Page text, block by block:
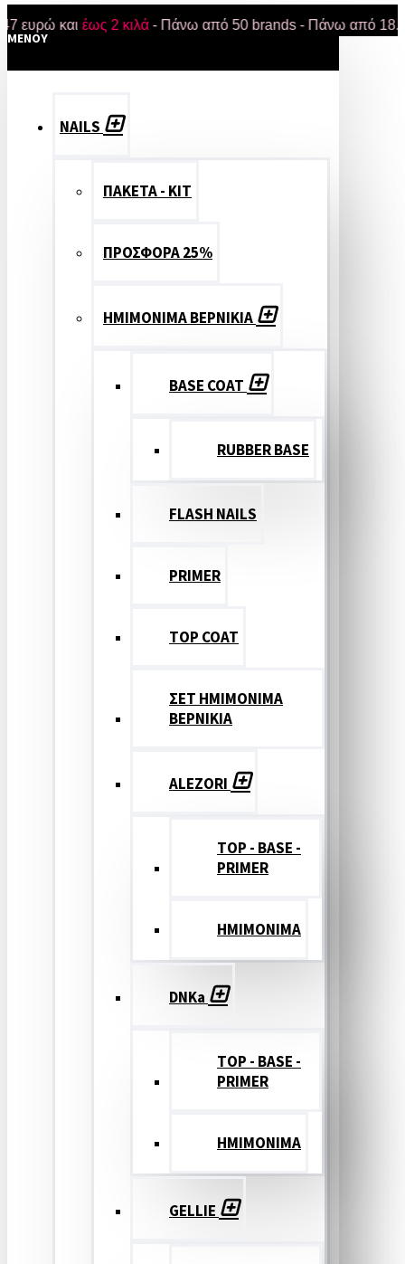
καιέως 2 κιλά- Πάνω από 50 brands - Πάνω από 18.000
MENOY
NAILS
ΠΑΚΕΤΑ - ΚΙΤ
ΠΡΟΣΦΟΡΑ 25%
ΗΜΙΜΟΝΙΜΑ ΒΕΡΝΙΚΙΑ
BASE COAT
RUBBER BASE
FLASH NAILS
PRIMER
TOP COAT
ΣΕΤ ΗΜΙΜΟΝΙΜΑ
ΒΕΡΝΙΚΙΑ
ALEZORI
TOP - BASE -
PRIMER
ΗΜΙΜΟΝΙΜΑ
DNKa
TOP - BASE -
PRIMER
ΗΜΙΜΟΝΙΜΑ
GELLIE